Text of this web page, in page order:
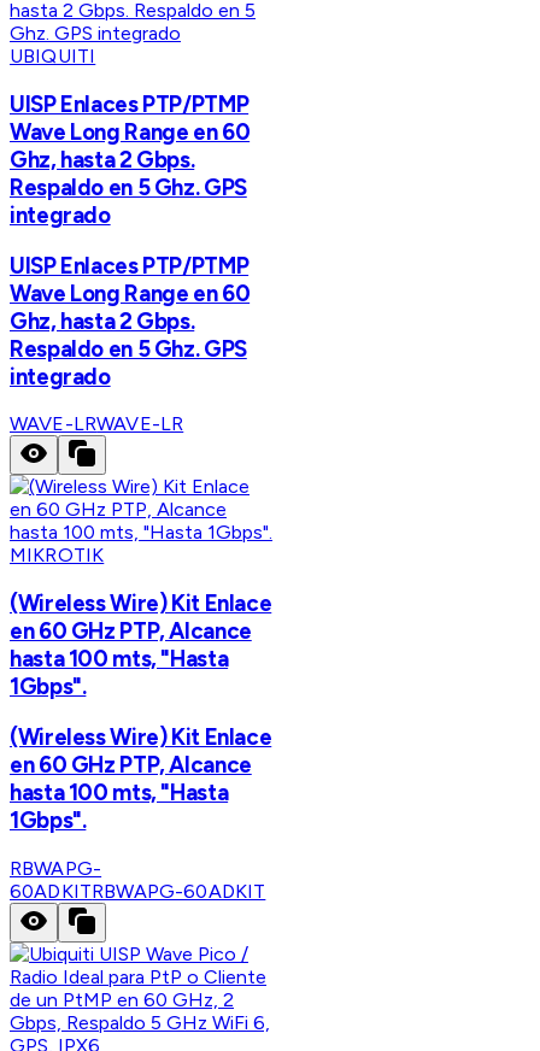
UBIQUITI
UISP Enlaces PTP/PTMP
Wave Long Range en 60
Ghz, hasta 2 Gbps.
Respaldo en 5 Ghz. GPS
integrado
UISP Enlaces PTP/PTMP
Wave Long Range en 60
Ghz, hasta 2 Gbps.
Respaldo en 5 Ghz. GPS
integrado
WAVE-LRWAVE-LR
MIKROTIK
(Wireless Wire) Kit Enlace
en 60 GHz PTP, Alcance
hasta 100 mts, "Hasta
1Gbps".
(Wireless Wire) Kit Enlace
en 60 GHz PTP, Alcance
hasta 100 mts, "Hasta
1Gbps".
RBWAPG-
60ADKITRBWAPG-60ADKIT